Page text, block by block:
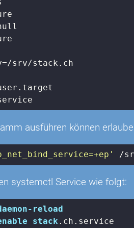
ausführen können
/
systemctl Service wie folgt:
reload
stack .ch .service